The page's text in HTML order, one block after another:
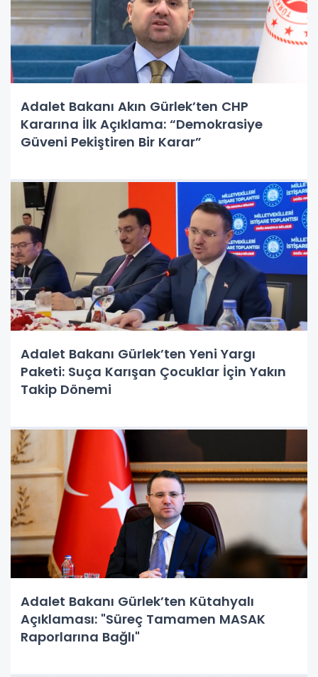
Adalet Bakanı Akın Gürlek’ten CHP
Kararına İlk Açıklama: “Demokrasiye
Güveni Pekiştiren Bir Karar”
Adalet Bakanı Gürlek’ten Yeni Yargı
Paketi: Suça Karışan Çocuklar İçin Yakın
Takip Dönemi
Adalet Bakanı Gürlek’ten Kütahyalı
Açıklaması: "Süreç Tamamen MASAK
Raporlarına Bağlı"